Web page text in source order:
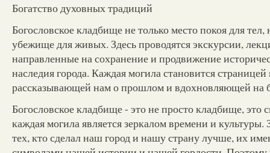
Богатство духовных традиций
Богословское кладбище не только место покоя для тел,
убежище для живых. Здесь проводятся экскурсии,
направленные на сохранение и продвижение
наследия города. Каждая могила становится
рассказывающей нам о прошлом и вдохновляющей на
Богословское кладбище - это не просто кладбище, это
каждая могила является зеркалом времени и культуры.
тех, кто сделал наш город и нашу страну лучше, их